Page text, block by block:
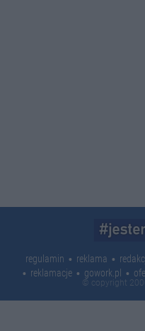
regulamin reklama
reklamacje
gowork.pl
© copyright